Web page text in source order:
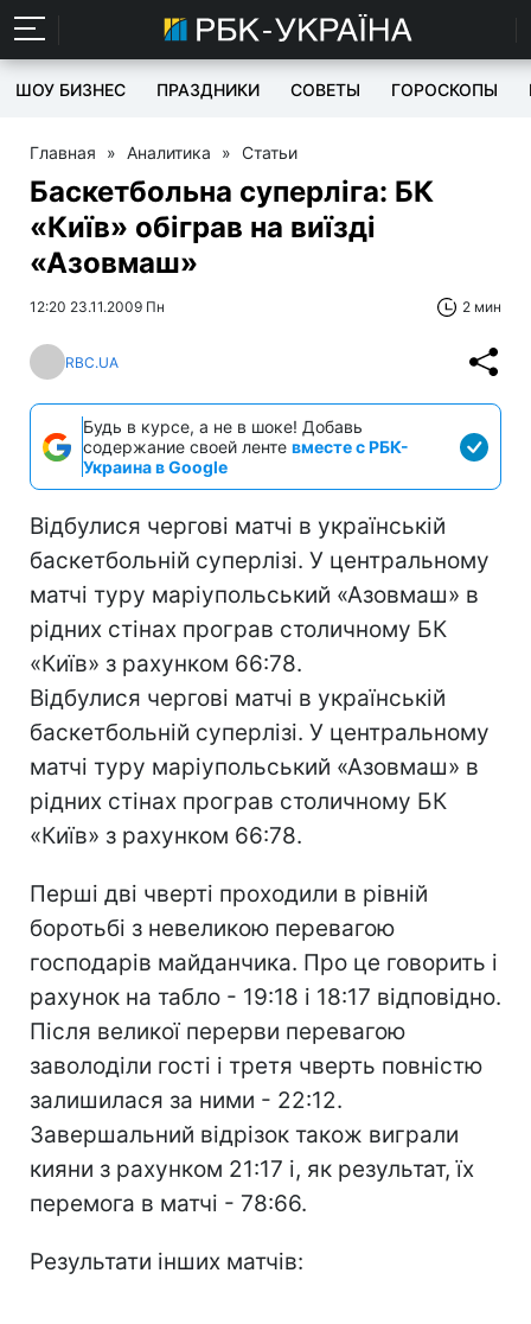
ШОУ БИЗНЕС ПРАЗДНИКИ СОВЕТЫ ГОРОСКОПЫ
Главная » Аналитика » Статьи
Баскетбольна суперліга: БК
«Київ» обіграв на виїзді
«Азовмаш»
12:20 23.11.2009 Пн 2 мин
RBC.UA
Будь в курсе, а не в шоке! Добавь
содержание своей ленте вместе с РБК-
Украина в Google
Відбулися чергові матчі в українській
баскетбольній суперлізі. У центральному
матчі туру маріупольський «Азовмаш» в
рідних стінах програв столичному БК
«Київ» з рахунком 66:78.
Відбулися чергові матчі в українській
баскетбольній суперлізі. У центральному
матчі туру маріупольський «Азовмаш» в
рідних стінах програв столичному БК
«Київ» з рахунком 66:78.
Перші дві чверті проходили в рівній
боротьбі з невеликою перевагою
господарів майданчика. Про це говорить і
рахунок на табло - 19:18 і 18:17 відповідно.
Після великої перерви перевагою
заволоділи гості і третя чверть повністю
залишилася за ними - 22:12.
Завершальний відрізок також виграли
кияни з рахунком 21:17 і, як результат, їх
перемога в матчі - 78:66.
Результати інших матчів: